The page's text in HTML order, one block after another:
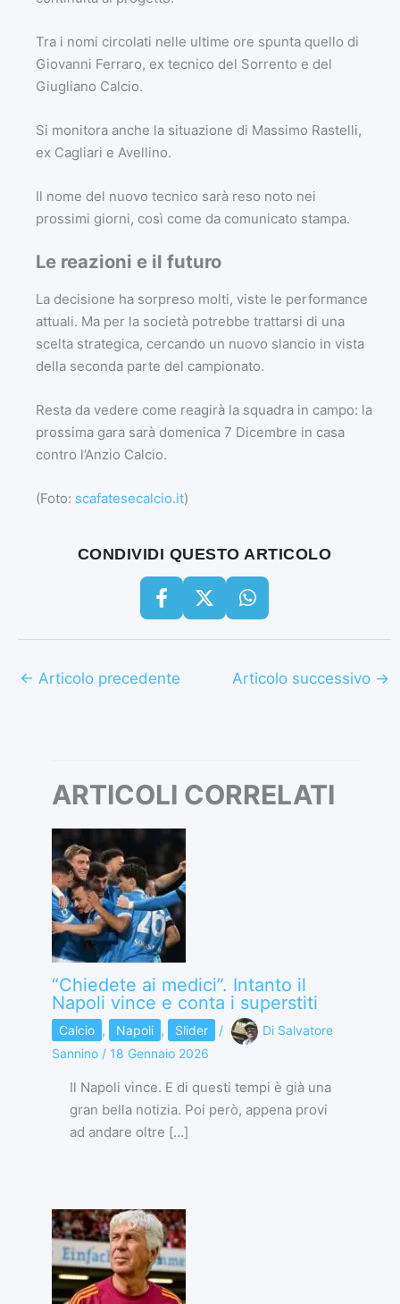
Tra i nomi circolati nelle ultime ore spunta quello di
Giovanni Ferraro, ex tecnico del Sorrento e del
Giugliano Calcio.
Si monitora anche la situazione di Massimo Rastelli,
ex Cagliari e Avellino.
Il nome del nuovo tecnico sarà reso noto nei
prossimi giorni, così come da comunicato stampa.
Le reazioni e il futuro
La decisione ha sorpreso molti, viste le performance
attuali. Ma per la società potrebbe trattarsi di una
scelta strategica, cercando un nuovo slancio in vista
della seconda parte del campionato.
Resta da vedere come reagirà la squadra in campo: la
prossima gara sarà domenica 7 Dicembre in casa
contro l’Anzio Calcio.
(Foto: scafatesecalcio.it)
CONDIVIDI QUESTO ARTICOLO
← Articolo precedente Articolo successivo →
ARTICOLI CORRELATI
“Chiedete ai medici”. Intanto il
Napoli vince e conta i superstiti
Calcio , Napoli , Slider / Di Salvatore
Sannino / 18 Gennaio 2026
Il Napoli vince. E di questi tempi è già una
gran bella notizia. Poi però, appena provi
ad andare oltre […]